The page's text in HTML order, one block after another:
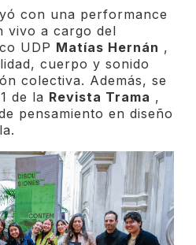
con una performance
vivo a cargo del
UDP Matías Hernán ,
cuerpo y sonido
colectiva. Además, se
de la Revista Trama ,
pensamiento en diseño